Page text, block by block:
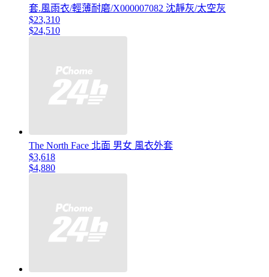
套.風雨衣/輕薄耐磨/X000007082 沈靜灰/太空灰
$23,310
$24,510
The North Face 北面 男女 風衣外套
$3,618
$4,880